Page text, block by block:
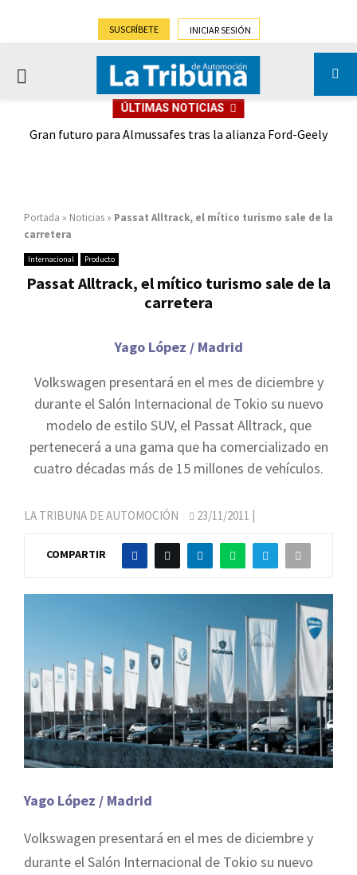
SUSCRÍBETE INICIAR SESIÓN
PRIMARY
ÚLTIMAS NOTICIAS
Gran futuro para Almussafes tras la alianza Ford-Geely
Portada » Noticias » Passat Alltrack, el mítico turismo sale de la
carretera
Internacional Producto
Passat Alltrack, el mítico turismo sale de la
carretera
Yago López / Madrid
Volkswagen presentará en el mes de diciembre y
durante el Salón Internacional de Tokio su nuevo
modelo de estilo SUV, el Passat Alltrack, que
pertenecerá a una gama que ha comercializado en
cuatro décadas más de 15 millones de vehículos.
LA TRIBUNA DE AUTOMOCIÓN 23/11/2011 |
COMPARTIR
Yago López / Madrid
Volkswagen presentará en el mes de diciembre y
durante el Salón Internacional de Tokio su nuevo